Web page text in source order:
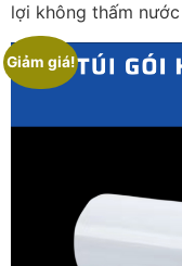
lợi không thấm
Giảm giá!